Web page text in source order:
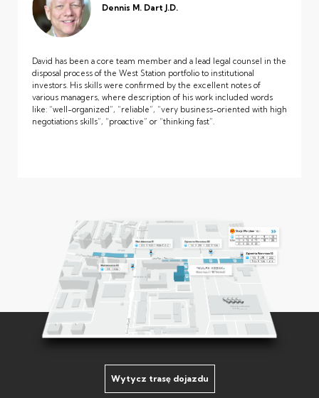
Dennis M. Dart J.D.
David has been a core team member and a lead legal counsel in the
disposal process of the West Station portfolio to institutional
investors. His skills were confirmed by the excellent notes of
various managers, where description of his work included words
like: “well-organized”, “reliable”, “very business-oriented with high
negotiations skills”, “proactive” or “thinking fast”.
Wytycz trasę dojazdu